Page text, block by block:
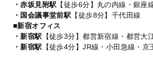
・赤坂見附駅 【徒歩6分】丸の内線・銀座
・国会議事堂前駅 【徒歩8分】千代田線
■新宿オフィス
・新宿駅 【徒歩3分】都営新宿線・都営大
・新宿駅 【徒歩4分】JR線・小田急線・京